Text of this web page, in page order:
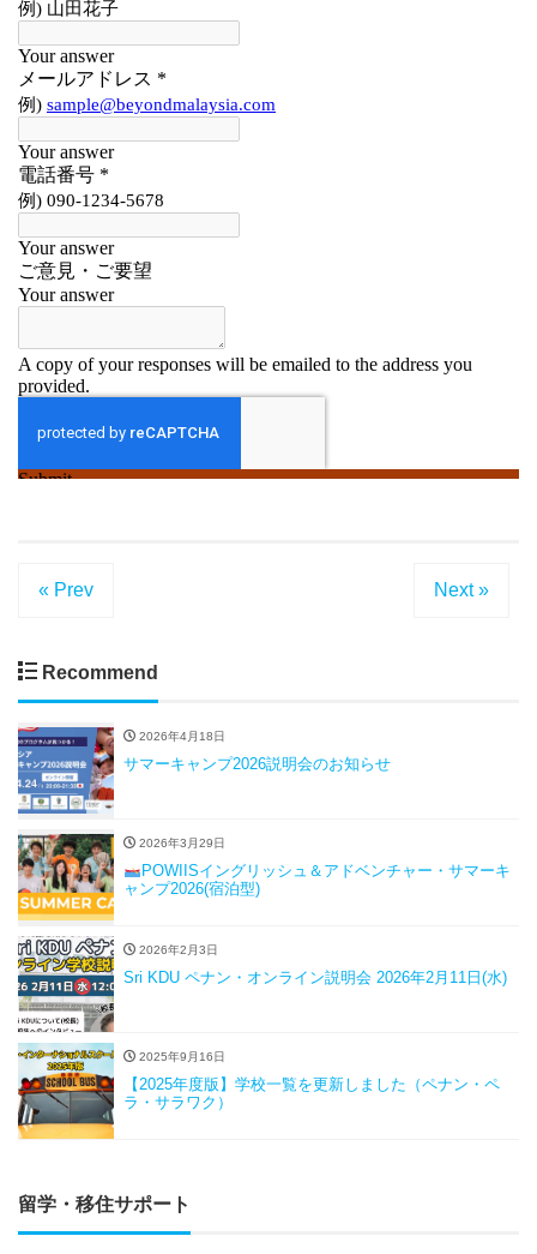
« Prev Next »
Recommend
2026年4月18日
サマーキャンプ2026説明会のお知らせ
2026年3月29日
POWIISイングリッシュ＆アドベンチャー・サマーキ
ャンプ2026(宿泊型)
2026年2月3日
Sri KDU ペナン・オンライン説明会 2026年2月11日(水)
2025年9月16日
【2025年度版】学校一覧を更新しました（ペナン・ペ
ラ・サラワク）
留学・移住サポート